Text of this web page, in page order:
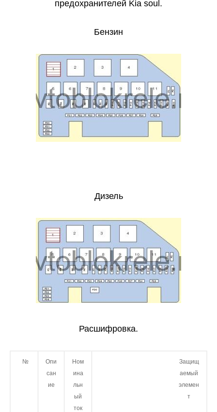
предохранителей Kia soul.
Бензин
Дизель
Расшифровка.
№
Опи
сан
ие
Ном
ина
льн
ый
ток
Защищ
аемый
элемен
т